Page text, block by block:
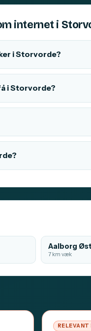
internet i
i Storvorde?
i Storvorde?
Aalborg Øst
7 km væk
RELEVANT